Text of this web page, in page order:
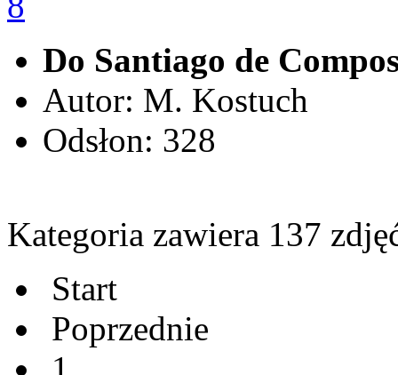
Do Santiago de
Autor: M. Kostuch
Odsłon: 328
Kategoria zawiera 137
Start
Poprzednie